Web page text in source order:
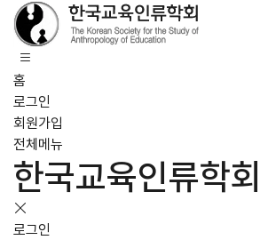
홈
로그인
회원가입
전체메뉴
한국교육인류학회
로그인